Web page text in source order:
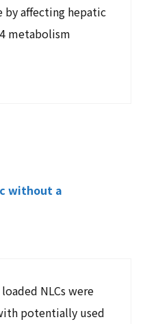
affecting hepatic
metabolism
without a
NLCs were
potentially used